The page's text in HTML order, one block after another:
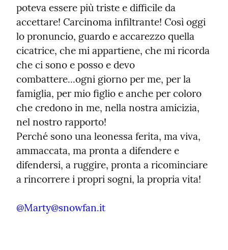
poteva essere più triste e difficile da
accettare! Carcinoma infiltrante! Così oggi
lo pronuncio, guardo e accarezzo quella
cicatrice, che mi appartiene, che mi ricorda
che ci sono e posso e devo
combattere...ogni giorno per me, per la
famiglia, per mio figlio e anche per coloro
che credono in me, nella nostra amicizia,
nel nostro rapporto!
Perché sono una leonessa ferita, ma viva,
ammaccata, ma pronta a difendere e
difendersi, a ruggire, pronta a ricominciare
a rincorrere i propri sogni, la propria vita!
@Marty@snowfan.it